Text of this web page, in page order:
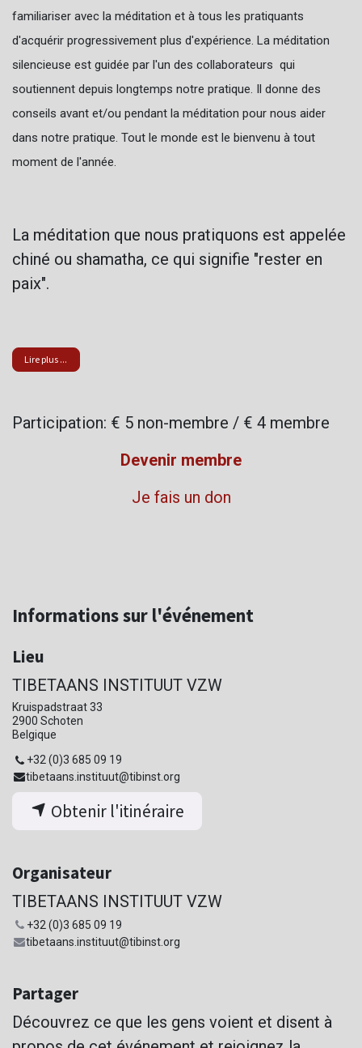
familiariser avec la méditation et à tous les pratiquants
d'acquérir progressivement plus d'expérience. La méditation
silencieuse est guidée par l'un des collaborateurs qui
soutiennent depuis longtemps notre pratique. Il donne des
conseils avant et/ou pendant la méditation pour nous aider
dans notre pratique. Tout le monde est le bienvenu à tout
moment de l'année.
La méditation que nous pratiquons est appelée
chiné ou shamatha, ce qui signifie "rester en
paix".
Lire plus ...
Participation: € 5 non-membre / € 4 membre
Devenir membre
Je fais un don
Informations sur l'événement
Lieu
TIBETAANS INSTITUUT VZW
Kruispadstraat 33
2900 Schoten
Belgique
+32 (0)3 685 09 19
tibetaans.instituut@tibinst.org
Obtenir l'itinéraire
Organisateur
TIBETAANS INSTITUUT VZW
+32 (0)3 685 09 19
tibetaans.instituut@tibinst.org
Partager
Découvrez ce que les gens voient et disent à